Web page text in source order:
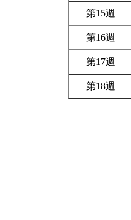
第15週
第16週
第17週
第18週